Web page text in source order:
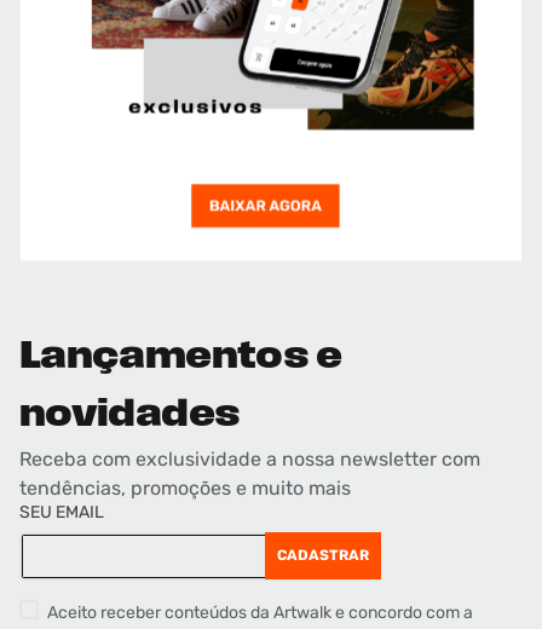
Lançamentos e
novidades
Receba com exclusividade a nossa newsletter com
tendências, promoções e muito mais
SEU EMAIL
CADASTRAR
Aceito receber conteúdos da Artwalk e concordo com a